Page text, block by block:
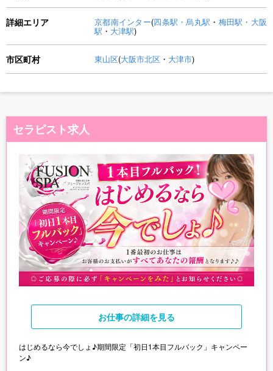
詳細エリア 京都南インター(四条駅・烏丸駅 ・ 梅田駅・大阪
駅 ・ 大津駅)
市区町村 東山区(大阪市北区 ・ 大津市)
セラピスト求人
お仕事の詳細を見る
はじめるなら今でしょ♪期間限定「初日1本目フルバック」キャンペー
ン♪